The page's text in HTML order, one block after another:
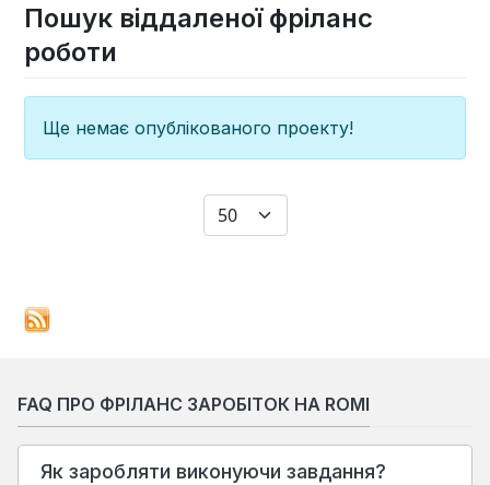
Пошук віддаленої фріланс
роботи
Ще немає опублікованого проекту!
Показувати
FAQ ПРО ФРІЛАНС ЗАРОБІТОК НА ROMI
Як заробляти виконуючи завдання?